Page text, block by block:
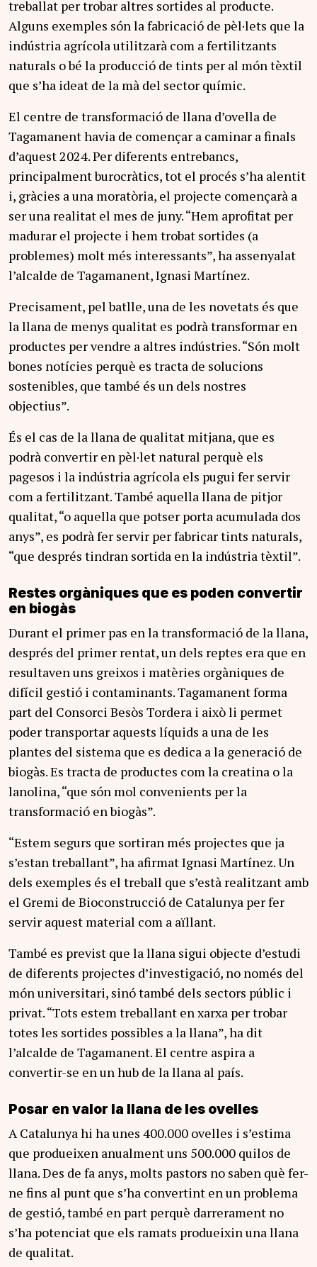
treballat per trobar altres sortides al producte.
Alguns exemples són la fabricació de pèl·lets que la
indústria agrícola utilitzarà com a fertilitzants
naturals o bé la producció de tints per al món tèxtil
que s’ha ideat de la mà del sector químic.
El centre de transformació de llana d’ovella de
Tagamanent havia de començar a caminar a finals
d’aquest 2024. Per diferents entrebancs,
principalment burocràtics, tot el procés s’ha alentit
i, gràcies a una moratòria, el projecte començarà a
ser una realitat el mes de juny. “Hem aprofitat per
madurar el projecte i hem trobat sortides (a
problemes) molt més interessants”, ha assenyalat
l’alcalde de Tagamanent, Ignasi Martínez.
Precisament, pel batlle, una de les novetats és que
la llana de menys qualitat es podrà transformar en
productes per vendre a altres indústries. “Són molt
bones notícies perquè es tracta de solucions
sostenibles, que també és un dels nostres
objectius”.
És el cas de la llana de qualitat mitjana, que es
podrà convertir en pèl·let natural perquè els
pagesos i la indústria agrícola els pugui fer servir
com a fertilitzant. També aquella llana de pitjor
qualitat, “o aquella que potser porta acumulada dos
anys”, es podrà fer servir per fabricar tints naturals,
“que després tindran sortida en la indústria tèxtil”.
Restes orgàniques que es poden convertir
en biogàs
Durant el primer pas en la transformació de la llana,
després del primer rentat, un dels reptes era que en
resultaven uns greixos i matèries orgàniques de
difícil gestió i contaminants. Tagamanent forma
part del Consorci Besòs Tordera i això li permet
poder transportar aquests líquids a una de les
plantes del sistema que es dedica a la generació de
biogàs. Es tracta de productes com la creatina o la
lanolina, “que són mol convenients per la
transformació en biogàs”.
“Estem segurs que sortiran més projectes que ja
s’estan treballant”, ha afirmat Ignasi Martínez. Un
dels exemples és el treball que s’està realitzant amb
el Gremi de Bioconstrucció de Catalunya per fer
servir aquest material com a aïllant.
També es previst que la llana sigui objecte d’estudi
de diferents projectes d’investigació, no només del
món universitari, sinó també dels sectors públic i
privat. “Tots estem treballant en xarxa per trobar
totes les sortides possibles a la llana”, ha dit
l’alcalde de Tagamanent. El centre aspira a
convertir-se en un hub de la llana al país.
Posar en valor la llana de les ovelles
A Catalunya hi ha unes 400.000 ovelles i s’estima
que produeixen anualment uns 500.000 quilos de
llana. Des de fa anys, molts pastors no saben què fer-
ne fins al punt que s’ha convertint en un problema
de gestió, també en part perquè darrerament no
s’ha potenciat que els ramats produeixin una llana
de qualitat.